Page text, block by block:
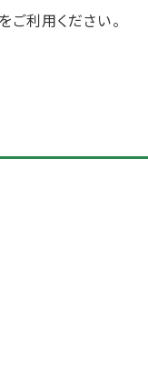
利用ください。